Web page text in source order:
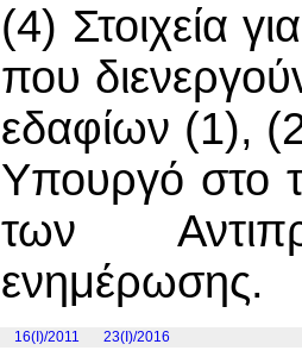
(4) Στοιχεία
που
εδαφίων (1),
Υπουργό στο
των
ενημέρωσης.
16(I)/2011 23(Ι)/2016